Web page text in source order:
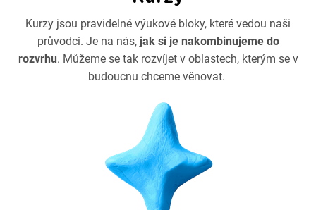
Kurzy jsou pravidelné výukové bloky, které vedou naši
průvodci. Je na nás, jak si je nakombinujeme do
rozvrhu. Můžeme se tak rozvíjet v oblastech, kterým se v
budoucnu chceme věnovat.